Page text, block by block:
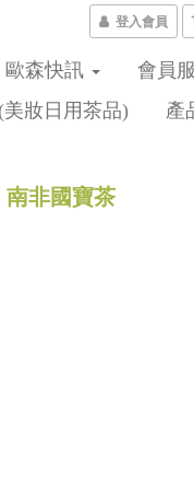
登入會員
歐森快訊 會員
妝日用茶品) 產
南非國寶茶